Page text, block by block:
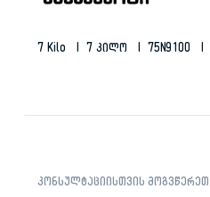
7 Kilo 7 Კილო 75N9100